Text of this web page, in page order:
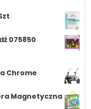
075850
Chrome
Magnetyczna